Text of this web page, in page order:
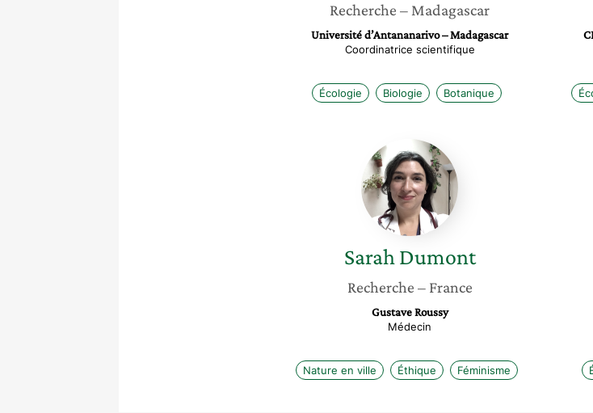
Recherche – Madagascar
Université d’Antananarivo – Madagascar
Coordinatrice scientifique
Écologie Biologie Botanique
Sarah
Dumont
Sarah Dumont
Recherche – France
Gustave Roussy
Médecin
Nature en ville Éthique Féminisme